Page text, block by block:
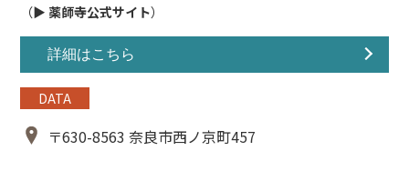
（▶ 薬師寺公式サイト）
詳細はこちら
DATA
〒630-8563 奈良市西ノ京町457